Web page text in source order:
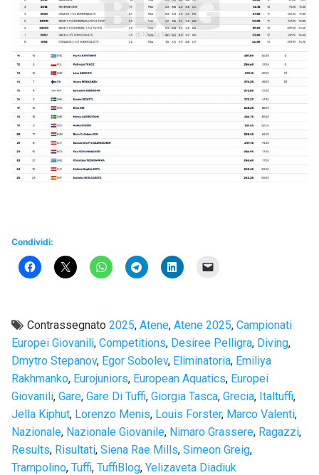
Condividi:
Contrassegnato 2025, Atene, Atene 2025, Campionati
Europei Giovanili, Competitions, Desiree Pelligra, Diving,
Dmytro Stepanov, Egor Sobolev, Eliminatoria, Emiliya
Rakhmanko, Eurojuniors, European Aquatics, Europei
Giovanili, Gare, Gare Di Tuffi, Giorgia Tasca, Grecia, Italtuffi,
Jella Kiphut, Lorenzo Menis, Louis Forster, Marco Valenti,
Nazionale, Nazionale Giovanile, Nimaro Grassere, Ragazzi,
Results, Risultati, Siena Rae Mills, Simeon Greig,
Trampolino, Tuffi, TuffiBlog, Yelizaveta Diadiuk